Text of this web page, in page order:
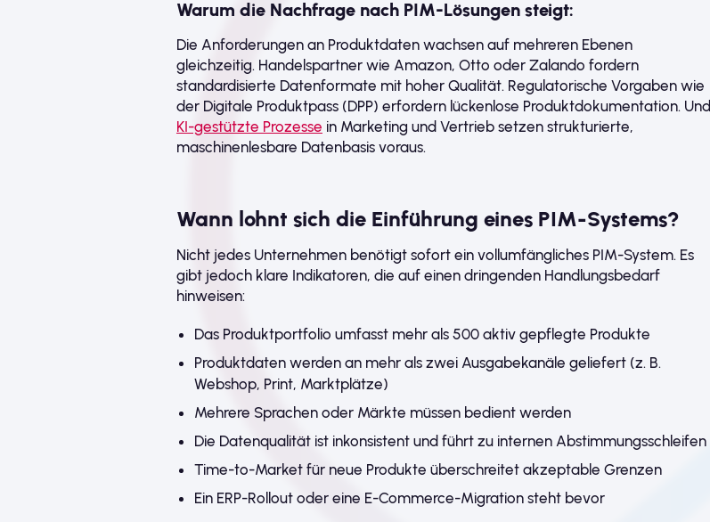
Warum die Nachfrage nach PIM-Lösungen steigt:
Die Anforderungen an Produktdaten wachsen auf mehreren Ebenen
gleichzeitig. Handelspartner wie Amazon, Otto oder Zalando fordern
standardisierte Datenformate mit hoher Qualität. Regulatorische Vorgaben wie
der Digitale Produktpass (DPP) erfordern lückenlose Produktdokumentation. Und
KI-gestützte Prozesse in Marketing und Vertrieb setzen strukturierte,
maschinenlesbare Datenbasis voraus.
Wann lohnt sich die Einführung eines PIM-Systems?
Nicht jedes Unternehmen benötigt sofort ein vollumfängliches PIM-System. Es
gibt jedoch klare Indikatoren, die auf einen dringenden Handlungsbedarf
hinweisen:
Das Produktportfolio umfasst mehr als 500 aktiv gepflegte Produkte
Produktdaten werden an mehr als zwei Ausgabekanäle geliefert (z. B.
Webshop, Print, Marktplätze)
Mehrere Sprachen oder Märkte müssen bedient werden
Die Datenqualität ist inkonsistent und führt zu internen Abstimmungsschleifen
Time-to-Market für neue Produkte überschreitet akzeptable Grenzen
Ein ERP-Rollout oder eine E-Commerce-Migration steht bevor